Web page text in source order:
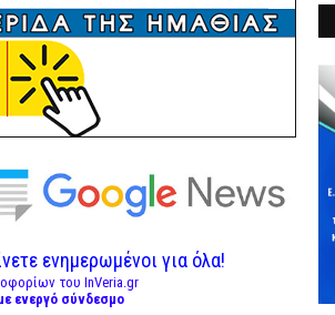
ενημερωμένοι για όλα!
του InVeria.gr
ενεργό σύνδεσμο